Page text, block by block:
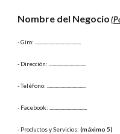
Nombre del Negocio
- Giro:
- Dirección:
- Teléfono:
- Facebook:
- Productos y Servicios: (máximo 5)